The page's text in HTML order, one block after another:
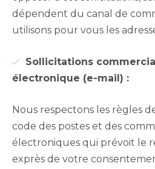
dépendent du canal de
utilisons pour vous les
Sollicitations
électronique (e-mail) :
Nous respectons les règles
code des postes et des
électroniques qui prévoit le
exprès de votre